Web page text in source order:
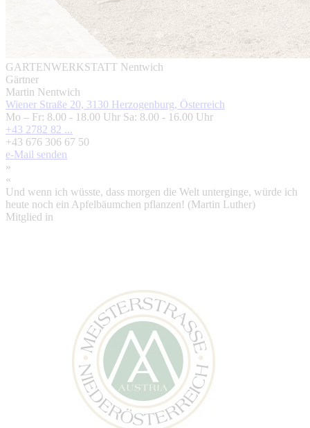
GARTENWERKSTATT Nentwich
Gärtner
Martin Nentwich
Wiener Straße 20, 3130 Herzogenburg, Österreich
Mo – Fr: 8.00 - 18.00 Uhr Sa: 8.00 - 16.00 Uhr
+43 2782 82 ...
+43 676 306 67 50
e-Mail senden
»
«
Und wenn ich wüsste, dass morgen die Welt unterginge, würde ich
heute noch ein Apfelbäumchen pflanzen! (Martin Luther)
Mitglied in